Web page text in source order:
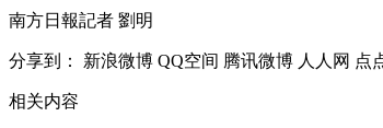
南方日報記者 劉明
分享到： 新浪微博 QQ空间 腾讯微博 人人网 点
相关内容